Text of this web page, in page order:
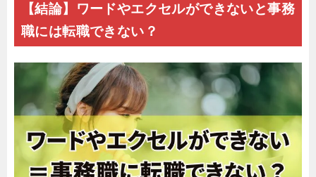
【結論】ワードやエクセルができないと事務
職には転職できない？